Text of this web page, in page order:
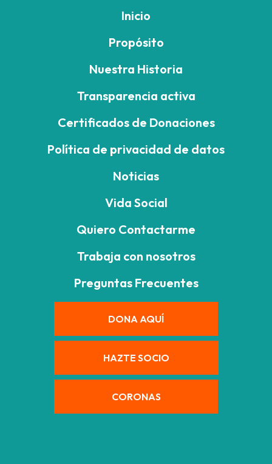
Inicio
Propósito
Nuestra Historia
Transparencia activa
Certificados de Donaciones
Política de privacidad de datos
Noticias
Vida Social
Quiero Contactarme
Trabaja con nosotros
Preguntas Frecuentes
DONA AQUÍ
HAZTE SOCIO
CORONAS